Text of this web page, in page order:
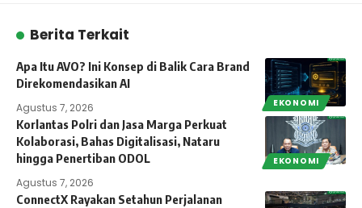
Berita Terkait
EKONOMI
Apa Itu AVO? Ini Konsep di Balik Cara Brand
Direkomendasikan AI
Agustus 7, 2026
EKONOMI
Korlantas Polri dan Jasa Marga Perkuat
Kolaborasi, Bahas Digitalisasi, Nataru
hingga Penertiban ODOL
Agustus 7, 2026
ConnectX Rayakan Setahun Perjalanan